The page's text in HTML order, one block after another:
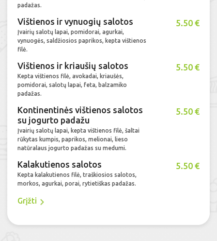
padažas.
Vištienos ir vynuogių salotos
Įvairių salotų lapai, pomidorai, agurkai,
vynuogės, saldžiosios paprikos, kepta vištienos
filė.
5.50 €
Vištienos ir kriaušių salotos
Kepta vištienos filė, avokadai, kriaušės,
pomidorai, salotų lapai, feta, balzamiko
padažas.
5.50 €
Kontinentinės vištienos salotos
su jogurto padažu
Įvairių salotų lapai, kepta vištienos filė, šaltai
rūkytas kumpis, paprikos, melionai, lieso
natūralaus jogurto padažas su medumi.
5.50 €
Kalakutienos salotos
Kepta kalakutienos filė, traškiosios salotos,
morkos, agurkai, porai, rytietiškas padažas.
5.50 €
Grįžti